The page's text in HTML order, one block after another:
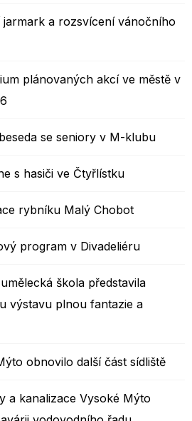
jarmark a rozsvícení vánočního
plánovaných akcí ve městě v
se seniory v M-klubu
s hasiči ve Čtyřlístku
rybníku Malý Chobot
program v Divadeliéru
škola představila
výstavu plnou fantazie a
obnovilo další část sídliště
a kanalizace Vysoké Mýto